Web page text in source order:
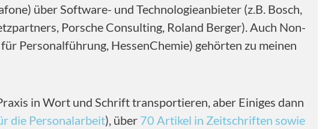
über Software- und Technologieanbieter (z.B. Bosch,
Porsche Consulting, Roland Berger). Auch Non-
Personalführung, HessenChemie) gehörten zu meinen
in Wort und Schrift transportieren, aber Einiges dann
die Personalarbeit), über 70 Artikel in Zeitschriften sowie